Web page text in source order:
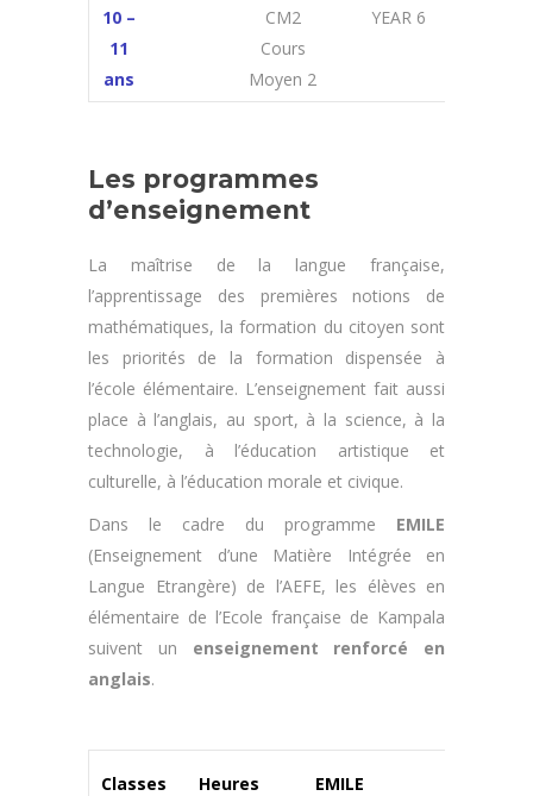
10 –
11
ans
CM2
Cours
Moyen 2
YEAR 6
Les programmes
d’enseignement
La maîtrise de la langue française,
l’apprentissage des premières notions de
mathématiques, la formation du citoyen sont
les priorités de la formation dispensée à
l’école élémentaire. L’enseignement fait aussi
place à l’anglais, au sport, à la science, à la
technologie, à l’éducation artistique et
culturelle, à l’éducation morale et civique.
Dans le cadre du programme EMILE
(Enseignement d’une Matière Intégrée en
Langue Etrangère) de l’AEFE, les élèves en
élémentaire de l’Ecole française de Kampala
suivent un enseignement renforcé en
anglais.
Classes
Heures
EMILE